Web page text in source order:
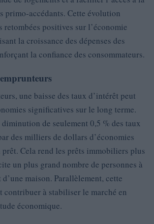
primo-accédants. Cette évolution
retombées positives sur l’économie
la croissance des dépenses des
la confiance des consommateurs.
une baisse des taux d’intérêt peut
significatives sur le long terme.
diminution de seulement 0,5 % des taux
des milliers de dollars d’économies
prêt. Cela rend les prêts immobiliers plus
un plus grand nombre de personnes à
maison. Parallèlement, cette
à stabiliser le marché en
économique.